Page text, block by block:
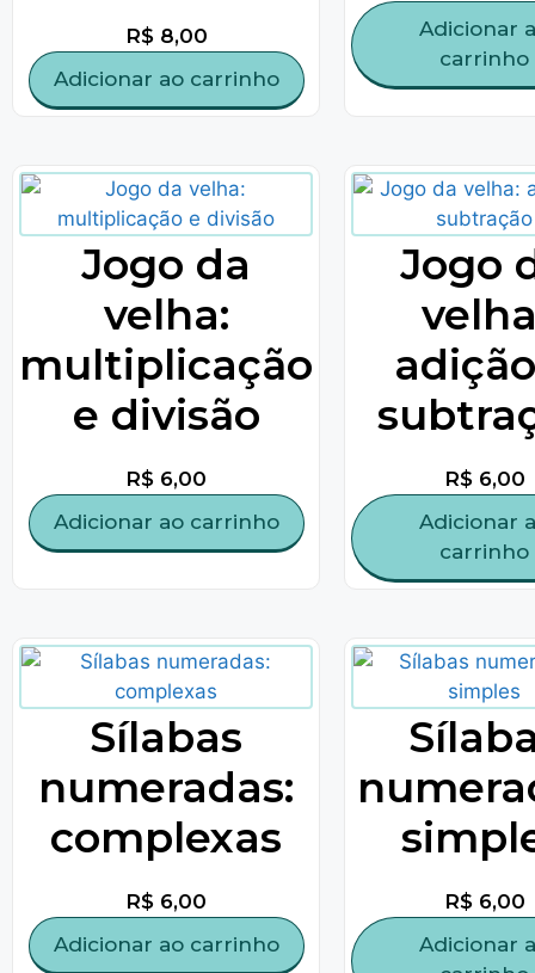
R$8,00
Adicionar ao carrinho
Adicionar
carrinho
Jogo da
velha:
multiplicação
e divisão
R$ 6,00
Adicionar ao carrinho
Jogo
R$6,00
Adicionar
carrinho
Sílabas
numeradas:
complexas
R$ 6,00
Adicionar ao carrinho
R$6,00
Adicionar